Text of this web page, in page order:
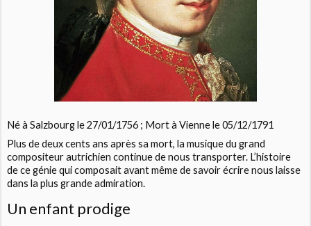
Né à Salzbourg le 27/01/1756 ; Mort à Vienne le 05/12/1791
Plus de deux cents ans après sa mort, la musique du grand
compositeur autrichien continue de nous transporter. L’histoire
de ce génie qui composait avant même de savoir écrire nous laisse
dans la plus grande admiration.
Un enfant prodige